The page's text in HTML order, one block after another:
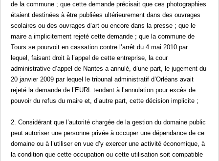
de la commune ; que cette demande précisait que ces photographies
étaient destinées à être publiées ultérieurement dans des ouvrages
scolaires ou des ouvrages d’art ou encore dans la presse ; que le
maire a implicitement rejeté cette demande ; que la commune de
Tours se pourvoit en cassation contre l’arrêt du 4 mai 2010 par
lequel, faisant droit à l’appel de cette entreprise, la cour
administrative d’appel de Nantes a annulé, d’une part, le jugement du
20 janvier 2009 par lequel le tribunal administratif d’Orléans avait
rejeté la demande de l’EURL tendant à l’annulation pour excès de
pouvoir du refus du maire et, d’autre part, cette décision implicite ;
2. Considérant que l’autorité chargée de la gestion du domaine public
peut autoriser une personne privée à occuper une dépendance de ce
domaine ou à l’utiliser en vue d’y exercer une activité économique, à
la condition que cette occupation ou cette utilisation soit compatible